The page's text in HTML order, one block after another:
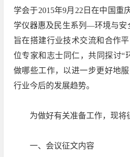
学会于2015年9月22日在中国重
学仪器惠及民生系列—环境与安
旨在搭建行业技术交流和合作
位专家和志士同仁，共同探讨“
做哪些工作，以进一步更好地
行业今后的发展趋势。
为做好有关准备工作，现将
一、会议征文内容